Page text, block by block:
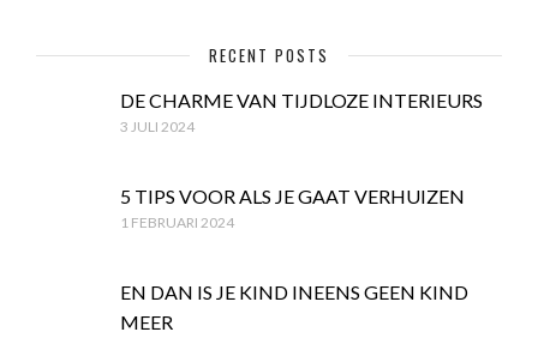
RECENT POSTS
DE CHARME VAN TIJDLOZE INTERIEURS
3 JULI 2024
5 TIPS VOOR ALS JE GAAT VERHUIZEN
1 FEBRUARI 2024
EN DAN IS JE KIND INEENS GEEN KIND
MEER